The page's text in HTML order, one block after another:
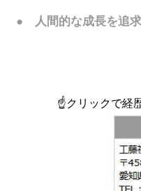
● 人間的な成長
☝クリックで経